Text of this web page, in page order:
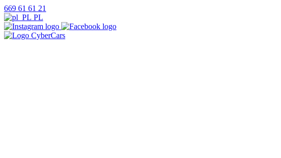
669 61 61 21
PL